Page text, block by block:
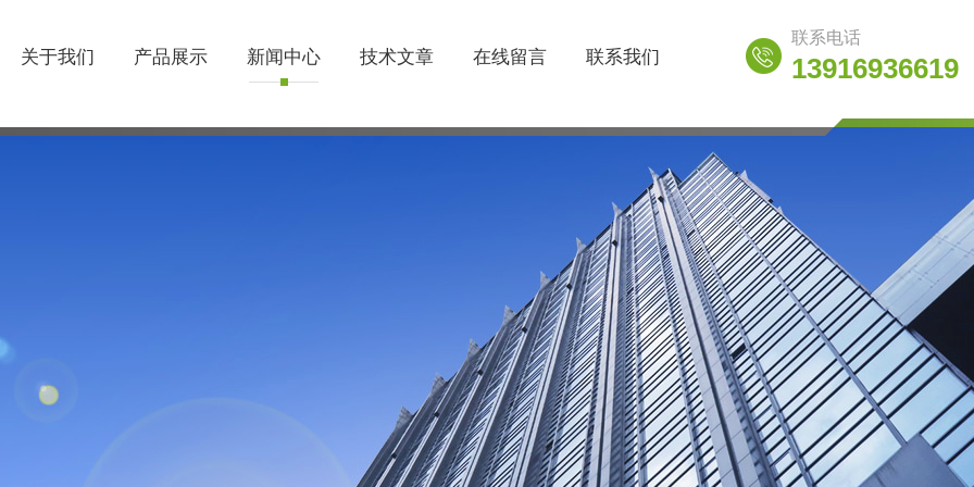
关于我们 产品展示 新闻中心 技术文章 在线留言 联系我们
联系电话
13916936619